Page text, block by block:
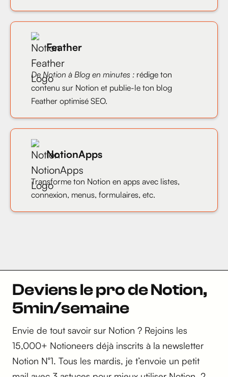
Feather
De Notion à Blog en minutes : rédige ton
contenu sur Notion et publie-le ton blog
Feather optimisé SEO.
NotionApps
Transforme ton Notion en apps avec listes,
connexion, menus, formulaires, etc.
Deviens le pro de Notion,
5min/semaine
Envie de tout savoir sur Notion ? Rejoins les
15,000+ Notioneers déjà inscrits à la newsletter
Notion N°1. Tous les mardis, je t’envoie un petit